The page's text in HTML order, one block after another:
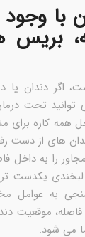
با
بریس
اگر دندان
تحت
کاره برای
های از دست
را به داخل
یکدست تر
به عوامل
فاصله، موقعیت
می شود.